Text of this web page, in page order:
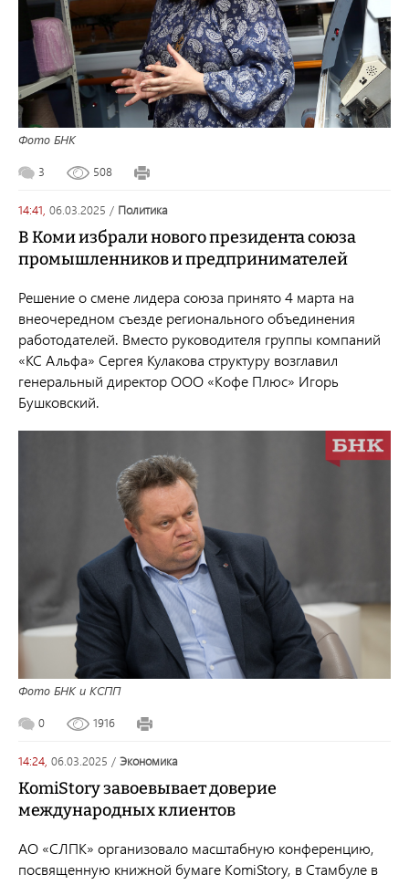
Фото БНК
3 508
14:41, 06.03.2025 / политика
В Коми избрали нового президента союза
промышленников и предпринимателей
Решение о смене лидера союза принято 4 марта на
внеочередном съезде регионального объединения
работодателей. Вместо руководителя группы компаний
«КС Альфа» Сергея Кулакова структуру возглавил
генеральный директор ООО «Кофе Плюс» Игорь
Бушковский.
Фото БНК и КСПП
0 1916
14:24, 06.03.2025 / экономика
KomiStory завоевывает доверие
международных клиентов
АО «СЛПК» организовало масштабную конференцию,
посвященную книжной бумаге KomiStory, в Стамбуле в